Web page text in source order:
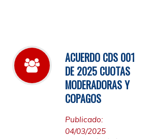
ACUERDO CDS 001
DE 2025 CUOTAS
MODERADORAS Y
COPAGOS
Publicado:
04/03/2025